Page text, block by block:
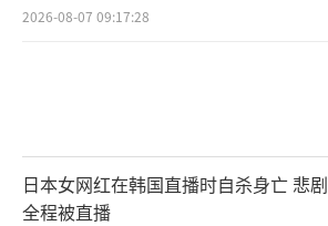
2026-08-07 09:17:28
日本女网红在韩国直播时自杀身亡 悲剧
全程被直播